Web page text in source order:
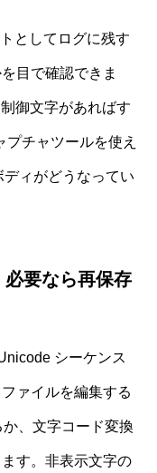
としてログに残す
目で確認できま
御文字があればす
プチャツールを使え
ィがどうなってい
要なら再保存
シーケンス
ァイルを編集する
、文字コード変換
す。非表示文字の